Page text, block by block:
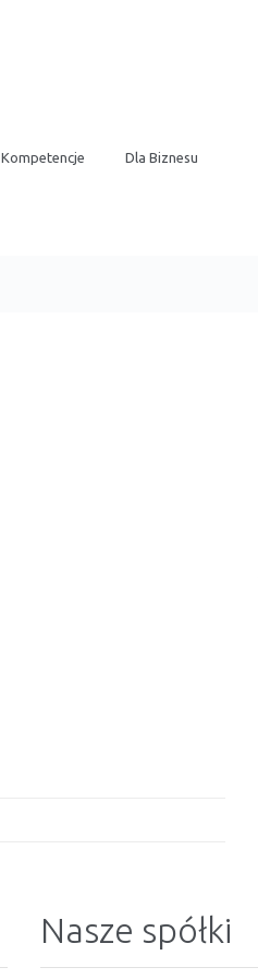
Kompetencje Dla Biznesu
Nasze spółki